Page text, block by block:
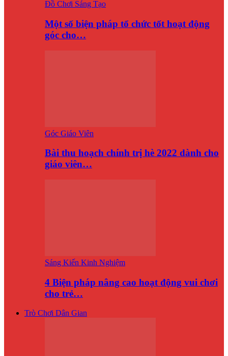
Đồ Chơi Sáng Tạo
Một số biện pháp tổ chức tốt hoạt động
góc cho…
Góc Giáo Viên
Bài thu hoạch chính trị hè 2022 dành cho
giáo viên…
Sáng Kiến Kinh Nghiệm
4 Biện pháp nâng cao hoạt động vui chơi
cho trẻ…
Trò Chơi Dân Gian